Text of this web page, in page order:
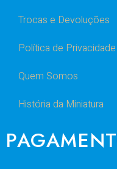
Trocas e Devoluções
Política de Privacidade
Quem Somos
História da Miniatura